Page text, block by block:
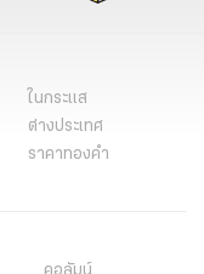
ในกระแส
ต่างประเทศ
ราคาทองคำ